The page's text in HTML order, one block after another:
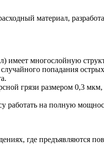
материал,
имеет многослойную
попадания
грязи размером 0,3
работать на полную
где предъявляются